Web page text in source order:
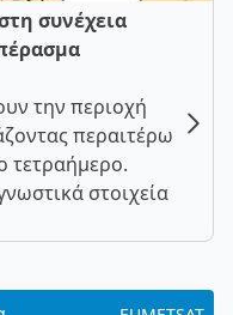
συνέχεια
την περιοχή
περαιτέρω
τετραήμερο.
στοιχεία